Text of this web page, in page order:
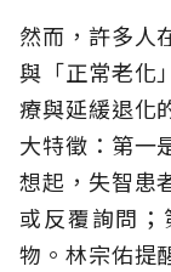
然而，許多人
與「正常老化
療與延緩退化
大特徵：第一
想起，失智患
或反覆詢問
物。林宗佑提